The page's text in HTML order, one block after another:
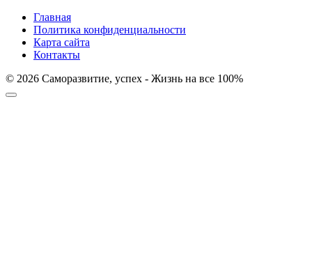
Главная
Политика конфиденциальности
Карта сайта
Контакты
© 2026 Саморазвитие, успех - Жизнь на все 100%